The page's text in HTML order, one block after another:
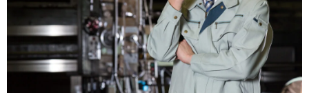
けがをするリスクがある
製造業は本当にやめとけ？働くメリットとは
安定して収入を得られる
未経験からでも働ける